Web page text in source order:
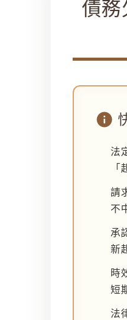
債務
法
請
不
承
新
時
短
法